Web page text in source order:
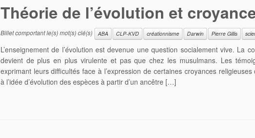
Théorie de l’évolution et
Billet comportant le(s) mot(s) clé(s) ABA CLP-KVD créationnisme Darwin Pierre Gillis
L’enseignement de l’évolution est devenue une question socialement vive. La
devient de plus en plus virulente et pas que chez les musulmans. Les
exprimant leurs difficultés face à l’expression de certaines croyances
à l’idée d’évolution des espèces à partir d’un ancêtre […]